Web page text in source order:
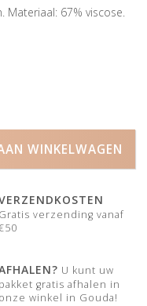
67% viscose.
WINKELWAGEN
Gratis verzending vanaf
U kunt uw
pakket gratis afhalen in
onze winkel in Gouda!